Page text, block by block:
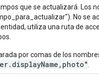
que se actualizará. Los
No se
utiliza una ruta de
por comas de los